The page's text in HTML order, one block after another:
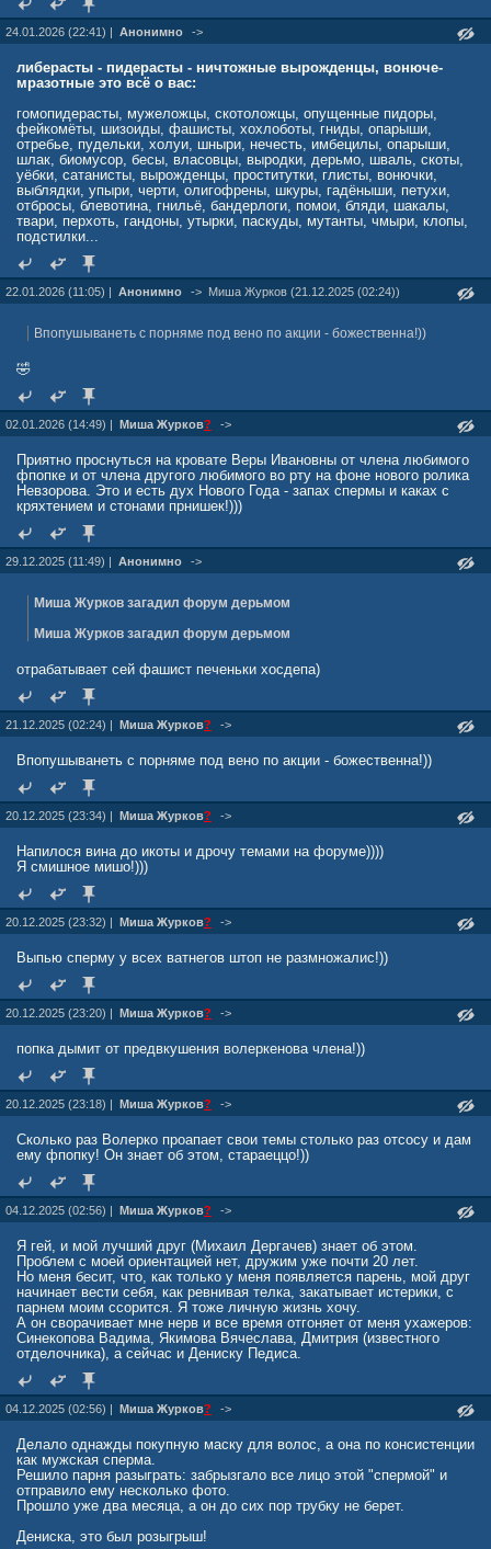
24.01.2026 (22:41) | Анонимно ->
либерасты - пидерасты - ничтожные вырожденцы, вонюче-
мразотные это всё о вас:
гомопидерасты, мужеложцы, скотоложцы, опущенные пидоры,
фейкомёты, шизоиды, фашисты, хохлоботы, гниды, опарыши,
отребье, пудельки, холуи, шныри, нечесть, имбецилы, опарыши,
шлак, биомусор, бесы, власовцы, выродки, дерьмо, шваль, скоты,
уёбки, сатанисты, вырожденцы, проститутки, глисты, вонючки,
выблядки, упыри, черти, олигофрены, шкуры, гадёныши, петухи,
отбросы, блевотина, гнильё, бандерлоги, помои, бляди, шакалы,
твари, перхоть, гандоны, утырки, паскуды, мутанты, чмыри, клопы,
подстилки...
22.01.2026 (11:05) | Анонимно -> Миша Журкoв (21.12.2025 (02:24))
Впопушыванеть с порняме под вено по акции - божественна!))
🤣
02.01.2026 (14:49) | Миша Журкoв? ->
Приятно проснуться на кровате Веры Ивановны от члена любимого
фпопке и от члена другого любимого во рту на фоне нового ролика
Невзорова. Это и есть дух Нового Года - запах спермы и каках с
кряхтением и стонами прнишек!)))
29.12.2025 (11:49) | Анонимно ->
Миша Журков загадил форум дерьмом
Миша Журков загадил форум дерьмом
отрабатывает сей фашист печеньки хосдепа)
21.12.2025 (02:24) | Миша Журкoв? ->
Впопушыванеть с порняме под вено по акции - божественна!))
20.12.2025 (23:34) | Миша Журкoв? ->
Напилося вина до икоты и дрочу темами на форуме))))
Я смишное мишо!)))
20.12.2025 (23:32) | Миша Журкoв? ->
Выпью сперму у всех ватнегов штоп не размножалис!))
20.12.2025 (23:20) | Миша Журкoв? ->
попка дымит от предвкушения волеркенова члена!))
20.12.2025 (23:18) | Миша Журкoв? ->
Сколько раз Волерко проапает свои темы столько раз отсосу и дам
ему фпопку! Он знает об этом, стараеццо!))
04.12.2025 (02:56) | Миша Журкoв? ->
Я гей, и мой лучший друг (Михаил Дергачев) знает об этом.
Проблем с моей ориентацией нет, дружим уже почти 20 лет.
Но меня бесит, что, как только у меня появляется парень, мой друг
начинает вести себя, как ревнивая телка, закатывает истерики, с
парнем моим ссорится. Я тоже личную жизнь хочу.
А он сворачивает мне нерв и все время отгоняет от меня ухажеров:
Синекопова Вадима, Якимова Вячеслава, Дмитрия (известного
отделочника), а сейчас и Дениску Педиса.
04.12.2025 (02:56) | Миша Журкoв? ->
Делало однажды покупную маску для волос, а она по консистенции
как мужская сперма.
Решило парня разыграть: забрызгало все лицо этой "спермой" и
отправило ему несколько фото.
Прошло уже два месяца, а он до сих пор трубку не берет.
Дениска, это был розыгрыш!